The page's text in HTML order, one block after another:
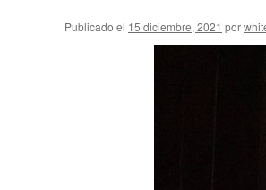
Publicado el 15 diciembre, 2021 por